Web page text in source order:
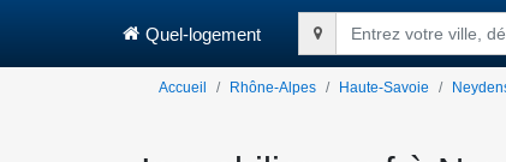
Quel-logement Entrez votre ville,
Accueil Rhône-Alpes Haute-Savoie